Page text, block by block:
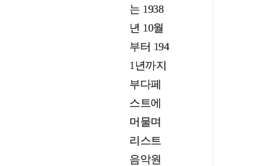
는 1938
년 10월
부터 194
1년까지
부다페
스트에
머물며
리스트
음악원